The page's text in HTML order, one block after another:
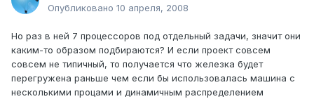
Опубликовано 10 апреля, 2008
Но раз в ней 7 процессоров под отдельный задачи, значит они
каким-то образом подбираются? И если проект совсем
совсем не типичный, то получается что железка будет
перегружена раньше чем если бы использовалась машина с
несколькими процами и динамичным распределением